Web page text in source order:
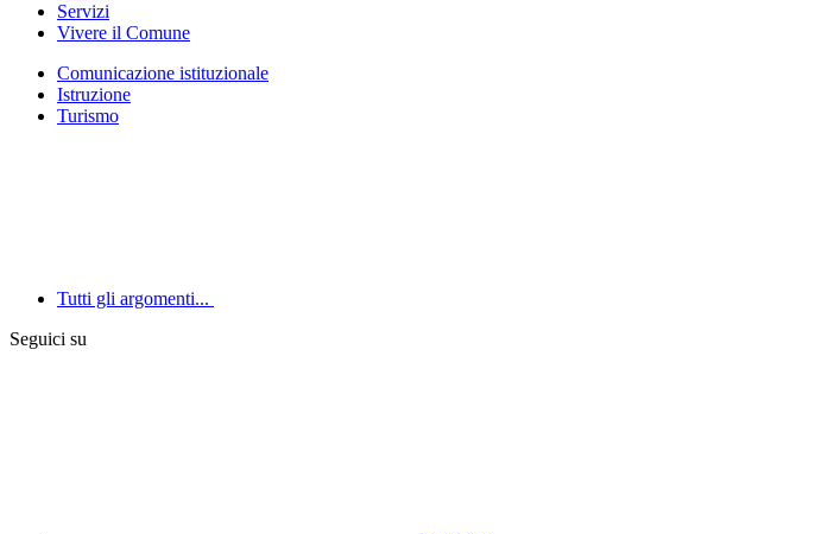
Servizi
Vivere il Comune
Comunicazione istituzionale
Istruzione
Turismo
Tutti gli argomenti...
Seguici su